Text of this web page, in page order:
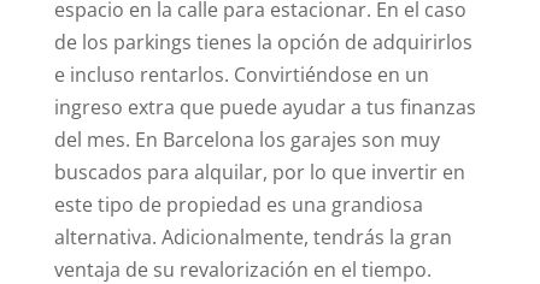
espacio en la calle para estacionar. En el caso
de los parkings tienes la opción de adquirirlos
e incluso rentarlos. Convirtiéndose en un
ingreso extra que puede ayudar a tus finanzas
del mes. En Barcelona los garajes son muy
buscados para alquilar, por lo que invertir en
este tipo de propiedad es una grandiosa
alternativa. Adicionalmente, tendrás la gran
ventaja de su revalorización en el tiempo.